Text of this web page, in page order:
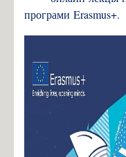
програми Erasmus+.